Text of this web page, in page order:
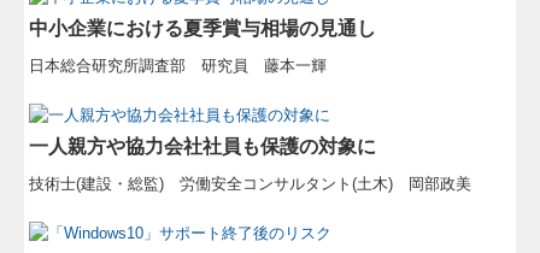
中小企業における夏季賞与相場の見通し
日本総合研究所調査部 研究員 藤本一輝
一人親方や協力会社社員も保護の対象に
技術士(建設・総監) 労働安全コンサルタント(土木) 岡部政美